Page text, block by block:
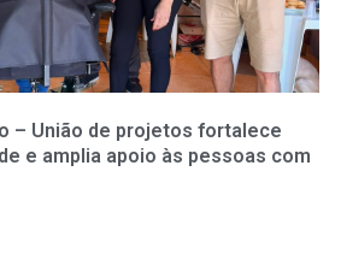
– União de projetos fortalece
e amplia apoio às pessoas com